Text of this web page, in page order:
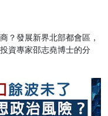
？發展新界北部都會區，
資專家邵志堯博士的分